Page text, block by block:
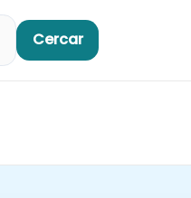
Cercar